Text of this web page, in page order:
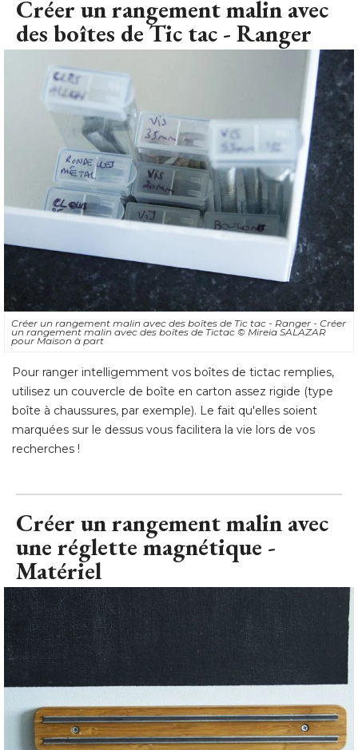
Créer un rangement malin avec des boîtes de Tic tac - Ranger - Créer
un rangement malin avec des boîtes de Tictac © Mireia SALAZAR
pour Maison à part
Pour ranger intelligemment vos boîtes de tictac remplies,
utilisez un couvercle de boîte en carton assez rigide (type
boîte à chaussures, par exemple). Le fait qu'elles soient
recherches !
Créer un rangement malin avec
Matériel